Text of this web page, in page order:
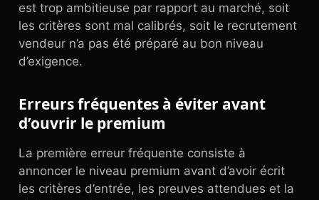
est trop ambitieuse par rapport au marché, soit
les critères sont mal calibrés, soit le recrutement
vendeur n’a pas été préparé au bon niveau
d’exigence.
Erreurs fréquentes à éviter avant
d’ouvrir le premium
La première erreur fréquente consiste à
annoncer le niveau premium avant d’avoir écrit
les critères d’entrée, les preuves attendues et la